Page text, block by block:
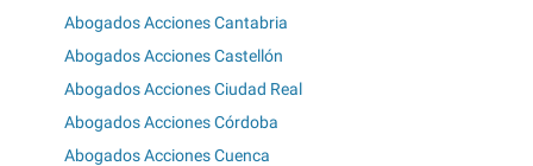
Abogados Acciones Cantabria
Abogados Acciones Castellón
Abogados Acciones Ciudad Real
Abogados Acciones Córdoba
Abogados Acciones Cuenca